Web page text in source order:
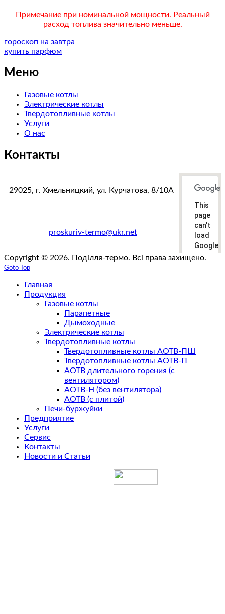
Примечание при номинальной мощности. Реальный
расход топлива значительно меньше.
гороскоп на завтра
купить парфюм
Меню
Газовые котлы
Электрические котлы
Твердотопливные котлы
Услуги
О нас
Контакты
29025, г. Хмельницкий, ул. Курчатова, 8/10А
proskuriv-termo@ukr.net
This
page
can't
load
Google
Maps
Copyright © 2026. Поділля-термо. Всі права захищено.
Goto Top
Главная
Продукция
Газовые котлы
Парапетные
Дымоходные
Электрические котлы
Твердотопливные котлы
Твердотопливные котлы АОТВ-ПШ
Твердотопливные котлы АОТВ-П
АОТВ длительного горения (с
вентилятором)
АОТВ-Н (без вентилятора)
АОТВ (с плитой)
Печи-буржуйки
Предприятие
Услуги
Сервис
Контакты
Новости и Статьи